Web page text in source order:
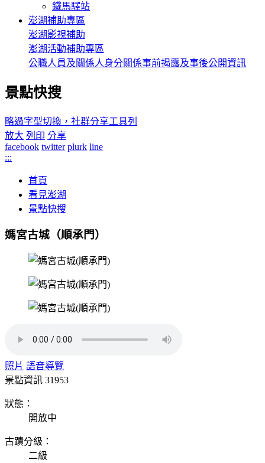
鐵馬驛站
澎湖補助專區
澎湖影視補助
澎湖活動補助專區
公職人員及關係人身分關係事前揭露及事後公開資訊
景點快搜
略過字型切換，社群分享工具列
放大 列印 分享
facebook twitter plurk line
:::
首頁
看見澎湖
景點快搜
媽宮古城（順承門）
照片 語音導覽
景點資訊 31953
狀態：
開放中
古蹟分級：
二級